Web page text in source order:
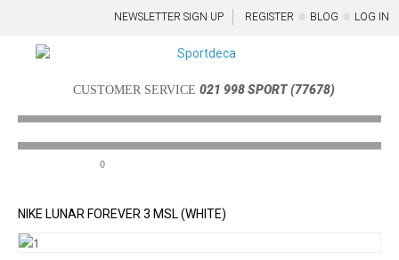
NEWSLETTER SIGN UP REGISTER BLOG LOG IN
CUSTOMER SERVICE 021 998 SPORT (77678)
Menu
0
NIKE LUNAR FOREVER 3 MSL (WHITE)